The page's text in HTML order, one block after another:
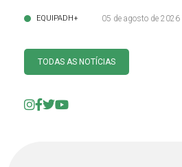
EQUIPADH+ 05 de agosto de 2026
TODAS AS NOTÍCIAS